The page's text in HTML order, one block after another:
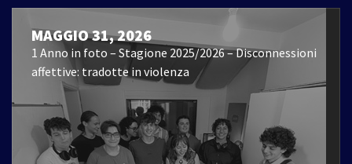
MAGGIO 31, 2026
1 Anno in foto – Stagione 2025/2026 – Disconnessioni
affettive: tradotte in violenza